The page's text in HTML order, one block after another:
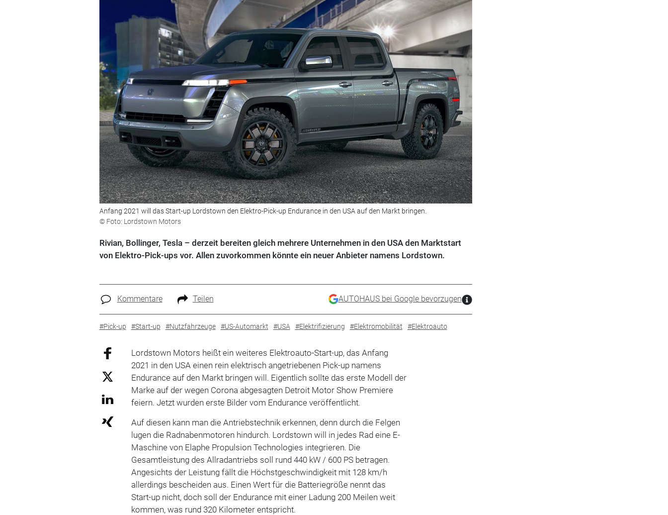
Anfang 2021 will das Start-up Lordstown den Elektro-Pick-up Endurance in den USA auf den Markt bringen.
© Foto: Lordstown Motors
Rivian, Bollinger, Tesla – derzeit bereiten gleich mehrere Unternehmen in den USA den Marktstart
von Elektro-Pick-ups vor. Allen zuvorkommen könnte ein neuer Anbieter namens Lordstown.
Kommentare Teilen AUTOHAUS bei Google bevorzugen
#Pick-up #Start-up #Nutzfahrzeuge #US-Automarkt #USA #Elektrifizierung #Elektromobilität #Elektroauto
Lordstown Motors heißt ein weiteres Elektroauto-Start-up, das Anfang
2021 in den USA einen rein elektrisch angetriebenen Pick-up namens
Endurance auf den Markt bringen will. Eigentlich sollte das erste Modell der
Marke auf der wegen Corona abgesagten Detroit Motor Show Premiere
feiern. Jetzt wurden erste Bilder vom Endurance veröffentlicht.
Auf diesen kann man die Antriebstechnik erkennen, denn durch die Felgen
lugen die Radnabenmotoren hindurch. Lordstown will in jedes Rad eine E-
Maschine von Elaphe Propulsion Technologies integrieren. Die
Gesamtleistung des Allradantriebs soll rund 440 kW / 600 PS betragen.
Angesichts der Leistung fällt die Höchstgeschwindigkeit mit 128 km/h
allerdings bescheiden aus. Einen Wert für die Batteriegröße nennt das
Start-up nicht, doch soll der Endurance mit einer Ladung 200 Meilen weit
kommen, was rund 320 Kilometer entspricht.